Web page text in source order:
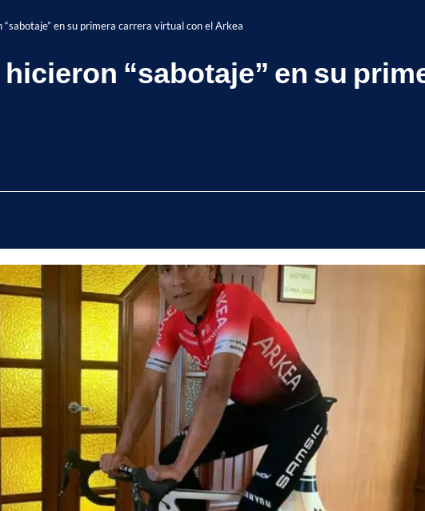
en su primera carrera virtual con el Arkea
“sabotaje” en su